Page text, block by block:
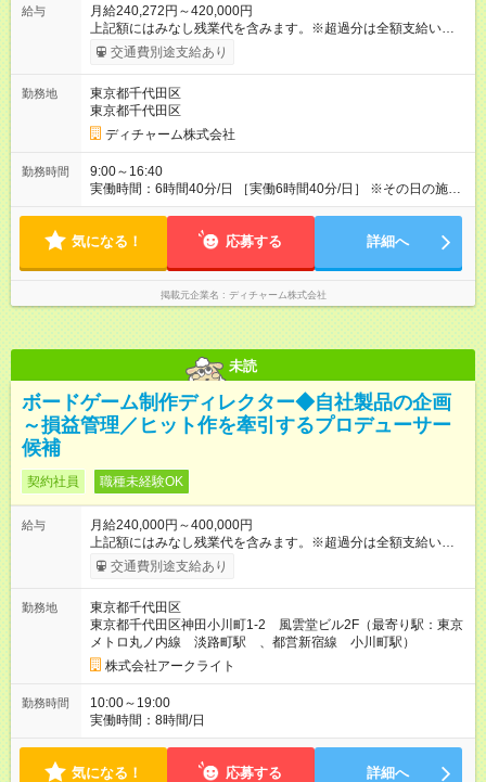
給与
月給240,272円～420,000円
上記額にはみなし残業代を含みます。※超過分は全額支給いたし
ます。 みなし残業代 56,772円／月 みなし残業時間 41.5時間／
月 【みなし残業について】 みなし残業には帰宅時間と帰宅後の
働がなくても固定の手当としてお支払いしています。 施設での
稼働が長引いた場合、その分の残業代をお支払いいたします。
【モデル年収】 入社2年目/チーフスタイリスト/40代：29万円
（週5日勤務、担当業務手当含む） 入社4年目/チームリーダ
ー/50代：35万円（週5日勤務、自家用車手当、担当業務手当含
む） 入社12年目/エリアマネージャー/40代：55万円（週6日勤
昇給あり 【各種手当】 土曜手当：1，000円、祝日手当：2，
000円 自家用車手当：25，000～35，000円（居住地域によ
る）、遠距離手当：移動距離・移動方法に応じて支給 各種担当
業務手当：担当業務・エリアに応じて支給 その他手当（通信手
当、アサイン協力手当、教育担当手当など） 【試用期間】試用
期間あり 試用期間の長さ：3ヶ月 雇用形態、給与は本採用時と
交通費別途支給あり
勤務地
東京都千代田区
東京都千代田区
ディチャーム株式会社
勤務時間
9:00～16:40
実働時間：6時間40分/日 ［実働6時間40分/日］ ※その日の施術
が早く終わった場合早めに帰宅できます。早めに帰宅の場合も
10時間程度、介護施設への訪問となるので遅くとも18時頃には
気になる！ 応募する 詳細へ
掲載元企業名 ディチャーム株式会社
未読
ボードゲーム制作ディレクター◆自社製品の企画
～損益管理／ヒット作を牽引するプロデューサー
候補
契約社員 職種未経験OK
給与
月給240,000円～400,000円
上記額にはみなし残業代を含みます。※超過分は全額支給いたし
ます。 みなし残業代 32,100円 ～ 53,500円／月 みなし残業時
間 20時間／月 【試用期間】試用期間なし
交通費別途支給あり
勤務地
東京都千代田区
東京都千代田区神田小川町1-2 風雲堂ビル2F（最寄り駅：東京
メトロ丸ノ内線 淡路町駅 、都営新宿線 小川町駅）
株式会社アークライト
勤務時間
10:00～19:00
実働時間：8時間/日
気になる！ 応募する 詳細へ